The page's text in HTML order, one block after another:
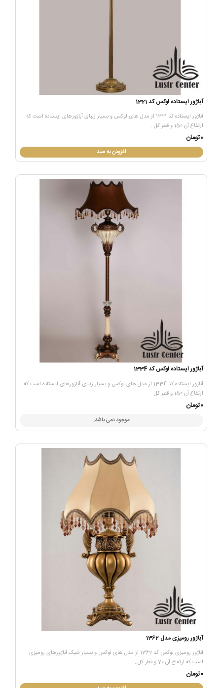
آباژور ایستاده لوکس کد 1321
آباژور ایستاده کد 1321 از مدل های لوکس و بسیار زیبای آباژورهای ایستاده است که
ارتفاع آن 150 و قطر کل..
0تومان
افزودن به سبد
آباژور ایستاده لوکس کد 1334
آباژور ایستاده کد 1334 از مدل های لوکس و بسیار زیبای آباژورهای ایستاده است که
ارتفاع آن 150 و قطر کل..
0تومان
موجود نمی باشد.
آباژور رومیزی مدل 1362
آباژور رومیزی لوکس کد 1362 از مدل های لوکس و بسیار شیک آباژورهای رومیزی
است که ارتفاع آن 70 و قطر کل..
0تومان